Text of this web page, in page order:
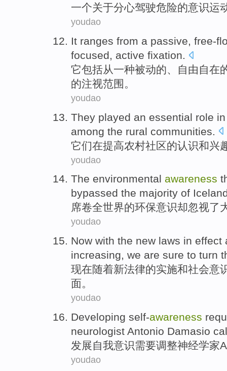
一个关于分心驾驶危险的意识运
youdao
It ranges from a passive, free-
focused, active fixation.
它包括从一种被动的、 自由自在
的注视范围。
youdao
They played an essential role in
among the rural communities
它们在提高农村社区的认识和兴
youdao
The environmental awareness
bypassed the majority of
席卷全世界的环保意识却忽视了
youdao
Now with the new laws in effect
increasing, we are sure to turn
现在随着新法律的实施和社会意
面。
youdao
Developing self-awareness
neurologist Antonio Damasio
发展自我意识需要调整神经学家
youdao